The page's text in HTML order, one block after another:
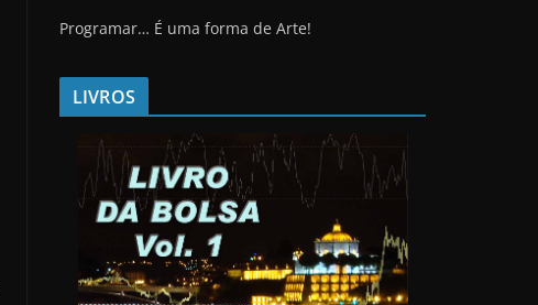
Programar… É uma forma de Arte!
LIVROS